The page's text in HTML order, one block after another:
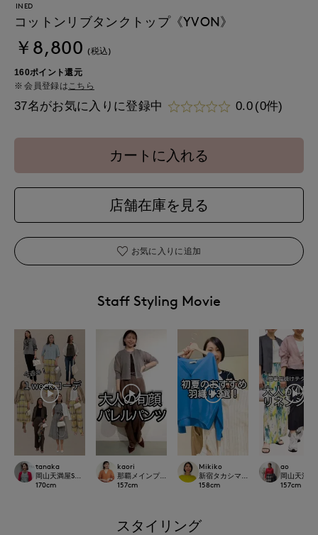
INED
コットンリブタンクトップ《YVON》
￥8,800 (税込)
160ポイント還元
会員登録は こちら
37名がお気に入りに登録中 0.0 (0件)
カートに入れる
店舗在庫を見る
お気に入りに追加
Staff Styling Movie
tanaka
岡山天満屋SUPERIORCLOSET
170cm
kaori
那覇メインプレイスI.T.'S.international
157cm
Mikiko
新宿タカシマヤSUPERIOR CLOSET
158cm
ao
岡山天満屋
157cm
スタイリング